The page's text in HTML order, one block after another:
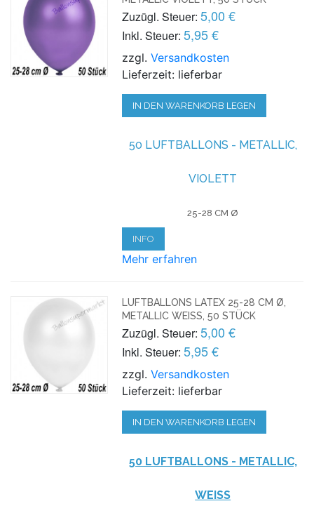
Zuzügl. Steuer: 5,00 €
Inkl. Steuer: 5,95 €
zzgl.Versandkosten
Lieferzeit: lieferbar
IN DEN WARENKORB LEGEN
50 LUFTBALLONS - METALLIC,
VIOLETT
25-28 CM Ø
INFO
Mehr erfahren
LUFTBALLONS LATEX 25-28 CM Ø,
METALLIC WEISS, 50 STÜCK
Zuzügl. Steuer: 5,00 €
Inkl. Steuer: 5,95 €
zzgl.Versandkosten
Lieferzeit: lieferbar
IN DEN WARENKORB LEGEN
50 LUFTBALLONS - METALLIC,
WEISS